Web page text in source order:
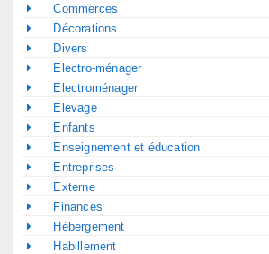
Commerces
Décorations
Divers
Electro-ménager
Electroménager
Elevage
Enfants
Enseignement et éducation
Entreprises
Externe
Finances
Hébergement
Habillement